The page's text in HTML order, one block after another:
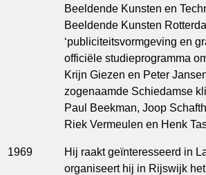
Beeldende Kunsten en
Beeldende Kunsten
‘publiciteitsvormgeving en
officiële studieprogramma
Krijn Giezen en Peter
zogenaamde Schiedamse
Paul Beekman, Joop
Riek Vermeulen en Henk
1969
Hij raakt geïnteresseerd in
organiseert hij in Rijswijk het